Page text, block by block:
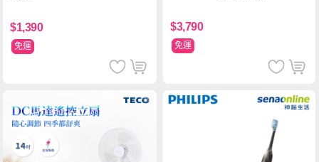
$1,390
免運
$3,790
免運